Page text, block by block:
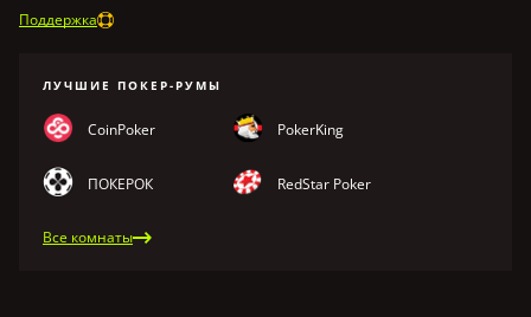
Поддержка
ЛУЧШИЕ ПОКЕР-РУМЫ
CoinPoker PokerKing
ПОКЕРОК RedStar Poker
Все комнаты